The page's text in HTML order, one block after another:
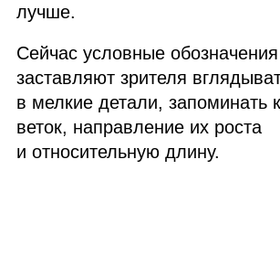
лучше.
Сейчас условные
заставляют зрителя
в мелкие детали, запоминать
веток, направление их роста
и относительную длину.